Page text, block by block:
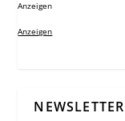
Anzeigen
Anzeigen
NEWSLETTER